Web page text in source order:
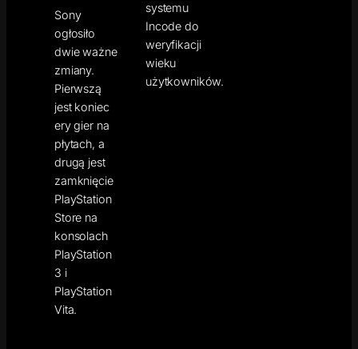
Sony
ogłosiło
dwie ważne
zmiany.
Pierwszą
jest koniec
ery gier na
płytach, a
drugą jest
zamknięcie
PlayStation
Store na
konsolach
PlayStation
3 i
PlayStation
Vita.
systemu
Incode do
weryfikacji
wieku
użytkowników.